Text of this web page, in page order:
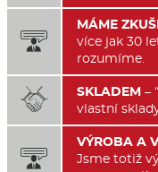

MÁME
více jak 30
rozumíme.
 SKLADEM –
vlastní

VÝROBA A
Jsme totiž